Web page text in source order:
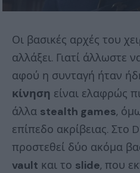
Οι βασικές αρχές του
αλλάξει. Γιατί άλλωστε
αφού η συνταγή ήταν
κίνηση είναι ελαφρώς
άλλα stealth games,
επίπεδο ακρίβειας. Στο
προστεθεί δύο ακόμα
vault και το slide, που